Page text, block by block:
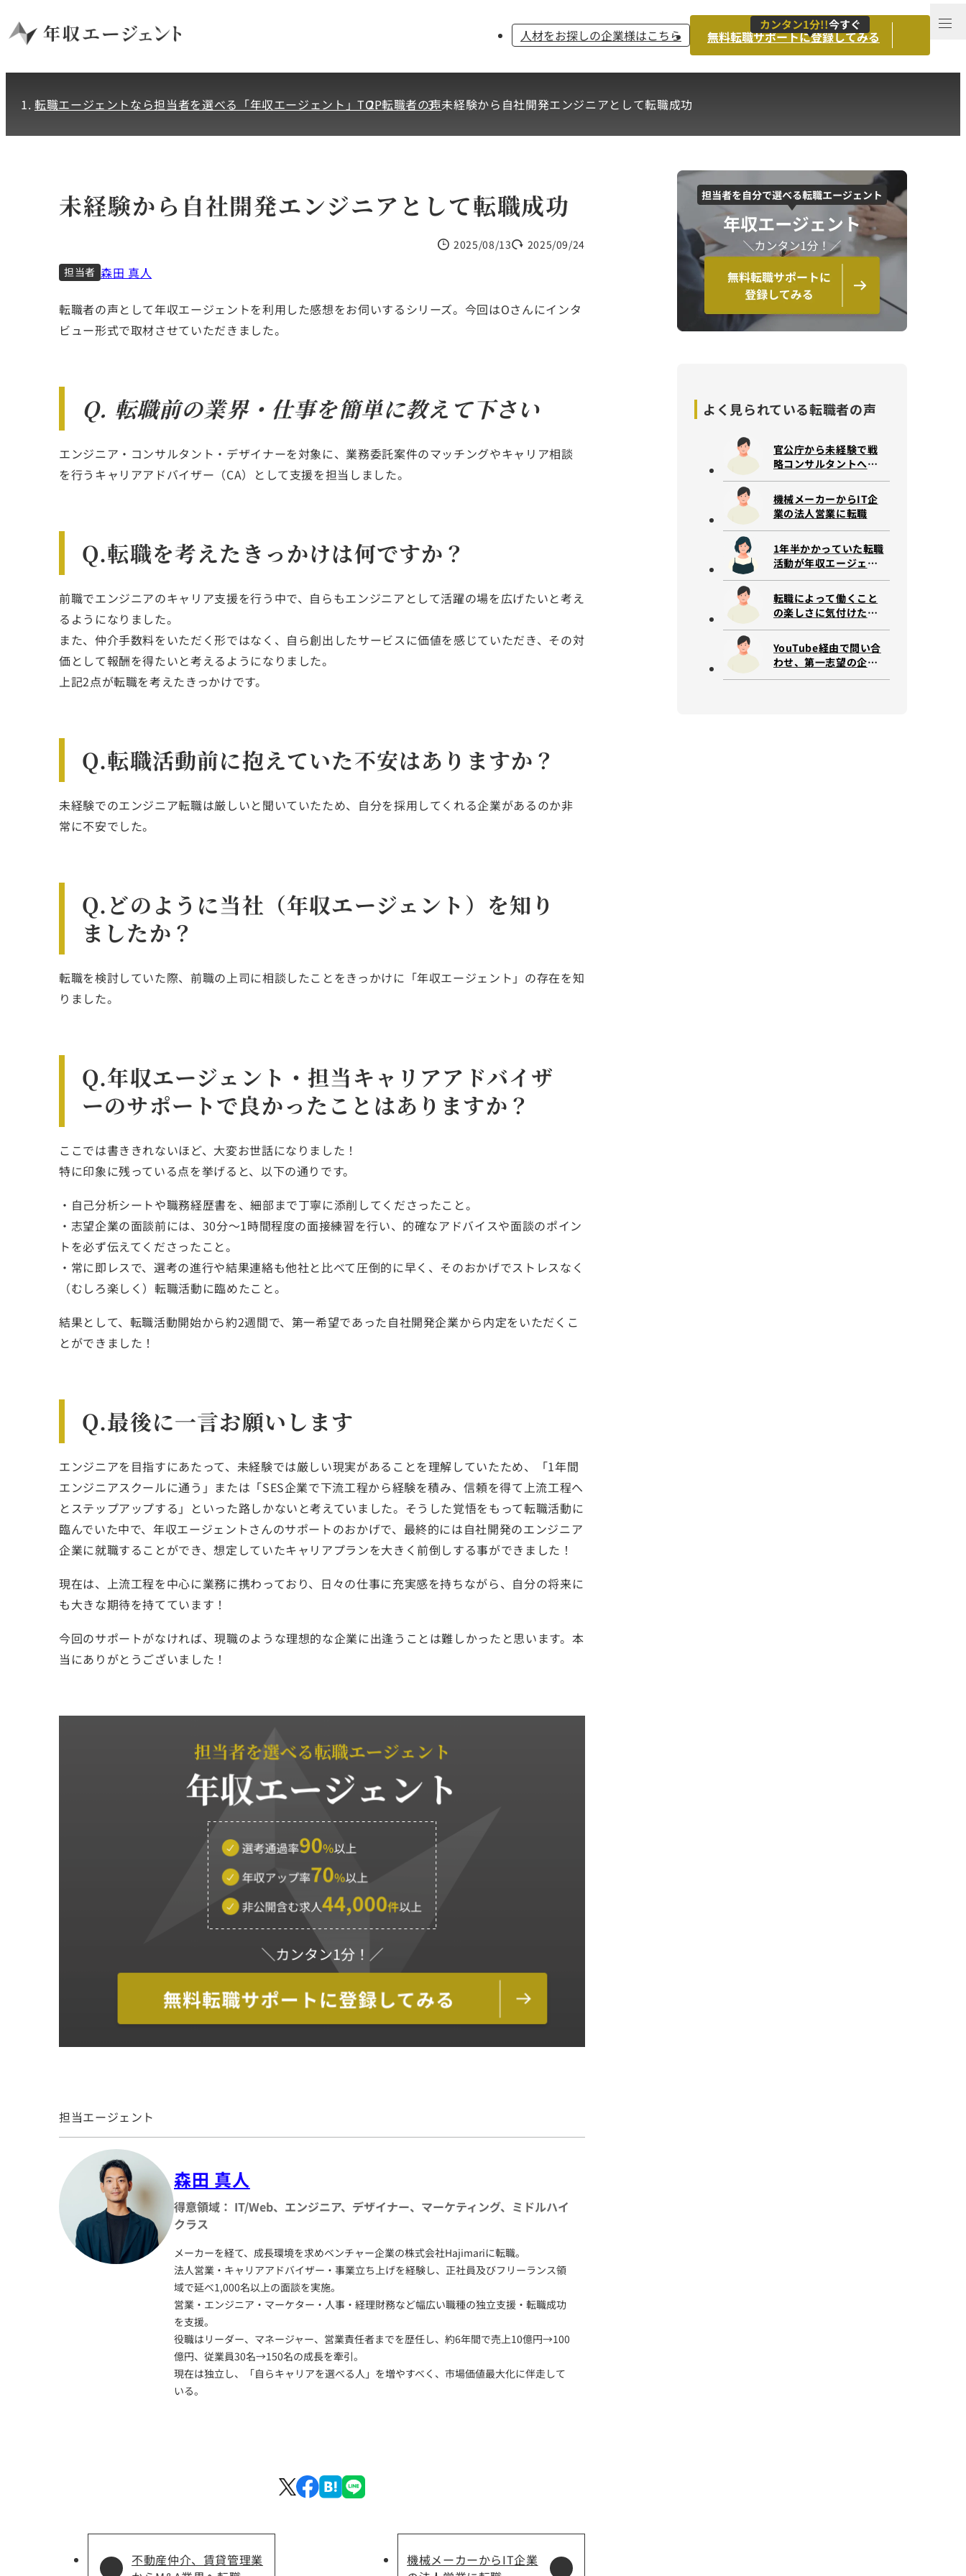
人材をお探しの企業様はこちら
カンタン1分!!今すぐ
無料転職サポートに登録してみる
転職エージェントなら担当者を選べる「年収エージェント」TOP転職者の声未経験から自社開発エンジニアとして転職成功
未経験から自社開発エンジニアとして転職成功
2025/08/13
2025/09/24
担当者 森田 真人
転職者の声として年収エージェントを利用した感想をお伺いするシリーズ。今回はOさんにインタ
ビュー形式で取材させていただきました。
Q. 転職前の業界・仕事を簡単に教えて下さい
エンジニア・コンサルタント・デザイナーを対象に、業務委託案件のマッチングやキャリア相談
を行うキャリアアドバイザー（CA）として支援を担当しました。
Q.転職を考えたきっかけは何ですか？
前職でエンジニアのキャリア支援を行う中で、自らもエンジニアとして活躍の場を広げたいと考え
るようになりました。
また、仲介手数料をいただく形ではなく、自ら創出したサービスに価値を感じていただき、その対
価として報酬を得たいと考えるようになりました。
上記2点が転職を考えたきっかけです。
Q.転職活動前に抱えていた不安はありますか？
未経験でのエンジニア転職は厳しいと聞いていたため、自分を採用してくれる企業があるのか非
常に不安でした。
Q.どのように当社（年収エージェント）を知り
ましたか？
転職を検討していた際、前職の上司に相談したことをきっかけに「年収エージェント」の存在を知
りました。
Q.年収エージェント・担当キャリアアドバイザ
ーのサポートで良かったことはありますか？
ここでは書ききれないほど、大変お世話になりました！
特に印象に残っている点を挙げると、以下の通りです。
・自己分析シートや職務経歴書を、細部まで丁寧に添削してくださったこと。
・志望企業の面談前には、30分〜1時間程度の面接練習を行い、的確なアドバイスや面談のポイン
トを必ず伝えてくださったこと。
・常に即レスで、選考の進行や結果連絡も他社と比べて圧倒的に早く、そのおかげでストレスなく
（むしろ楽しく）転職活動に臨めたこと。
結果として、転職活動開始から約2週間で、第一希望であった自社開発企業から内定をいただくこ
とができました！
Q.最後に一言お願いします
エンジニアを目指すにあたって、未経験では厳しい現実があることを理解していたため、「1年間
エンジニアスクールに通う」または「SES企業で下流工程から経験を積み、信頼を得て上流工程へ
とステップアップする」といった路しかないと考えていました。そうした覚悟をもって転職活動に
臨んでいた中で、年収エージェントさんのサポートのおかげで、最終的には自社開発のエンジニア
企業に就職することができ、想定していたキャリアプランを大きく前倒しする事ができました！
現在は、上流工程を中心に業務に携わっており、日々の仕事に充実感を持ちながら、自分の将来に
も大きな期待を持てています！
今回のサポートがなければ、現職のような理想的な企業に出逢うことは難しかったと思います。本
当にありがとうございました！
担当エージェント
森田 真人
得意領域： IT/Web、エンジニア、デザイナー、マーケティング、ミドルハイ
クラス
メーカーを経て、成長環境を求めベンチャー企業の株式会社Hajimariに転職。
法人営業・キャリアアドバイザー・事業立ち上げを経験し、正社員及びフリーランス領
域で延べ1,000名以上の面談を実施。
営業・エンジニア・マーケター・人事・経理財務など幅広い職種の独立支援・転職成功
を支援。
役職はリーダー、マネージャー、営業責任者までを歴任し、約6年間で売上10億円→100
億円、従業員30名→150名の成長を牽引。
現在は独立し、「自らキャリアを選べる人」を増やすべく、市場価値最大化に伴走して
いる。
不動産仲介、賃貸管理業
機械メーカーからIT企業
よく見られている転職者の声
官公庁から未経験で戦
略コンサルタントへ転
職
機械メーカーからIT企
業の法人営業に転職
1年半かかっていた転職
活動が年収エージェン
トに相談して2ヶ月で内
定獲得。
転職によって働くこと
の楽しさに気付けた事
例
YouTube経由で問い合
わせ、第一志望の企業
で決定。